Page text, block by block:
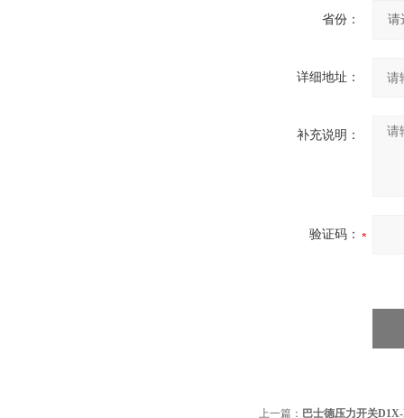
省份：
详细地址：
补充说明：
验证码：
上一篇： 巴士德压力开关